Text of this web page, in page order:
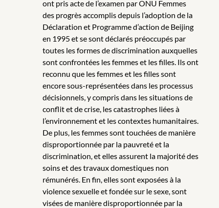
ont pris acte de l’examen par ONU Femmes
des progrès accomplis depuis l’adoption de la
Déclaration et Programme d’action de Beijing
en 1995 et se sont déclarés préoccupés par
toutes les formes de discrimination auxquelles
sont confrontées les femmes et les filles. Ils ont
reconnu que les femmes et les filles sont
encore sous-représentées dans les processus
décisionnels, y compris dans les situations de
conflit et de crise, les catastrophes liées à
l’environnement et les contextes humanitaires.
De plus, les femmes sont touchées de manière
disproportionnée par la pauvreté et la
discrimination, et elles assurent la majorité des
soins et des travaux domestiques non
rémunérés. En fin, elles sont exposées à la
violence sexuelle et fondée sur le sexe, sont
visées de manière disproportionnée par la